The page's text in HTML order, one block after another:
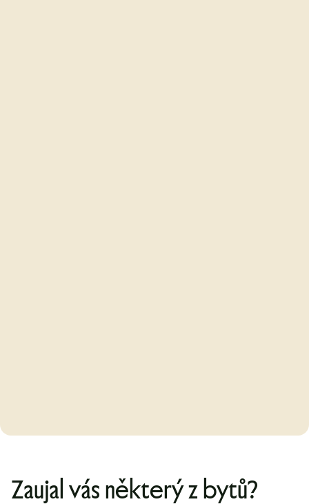
Zaujal vás některý z bytů?